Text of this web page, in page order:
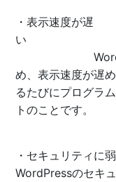
・表示速度が遅
WordPress
め、表示速度が遅
るたびにプログラ
トのことです。
・セキュリティに
WordPressのセキ